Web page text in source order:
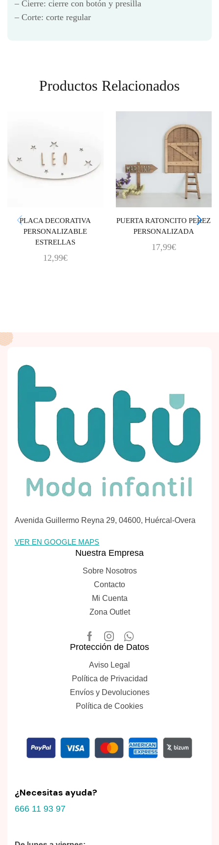
– Cierre: cierre con botón y presilla
– Corte: corte regular
Productos Relacionados
PLACA DECORATIVA
PERSONALIZABLE
ESTRELLAS
12,99€
PUERTA RATONCITO PEREZ
PERSONALIZADA
17,99€
Avenida Guillermo Reyna 29, 04600, Huércal-Overa
VER EN GOOGLE MAPS
Nuestra Empresa
Sobre Nosotros
Contacto
Mi Cuenta
Zona Outlet
Protección de Datos
Aviso Legal
Política de Privacidad
Envíos y Devoluciones
Política de Cookies
¿Necesitas ayuda?
666 11 93 97